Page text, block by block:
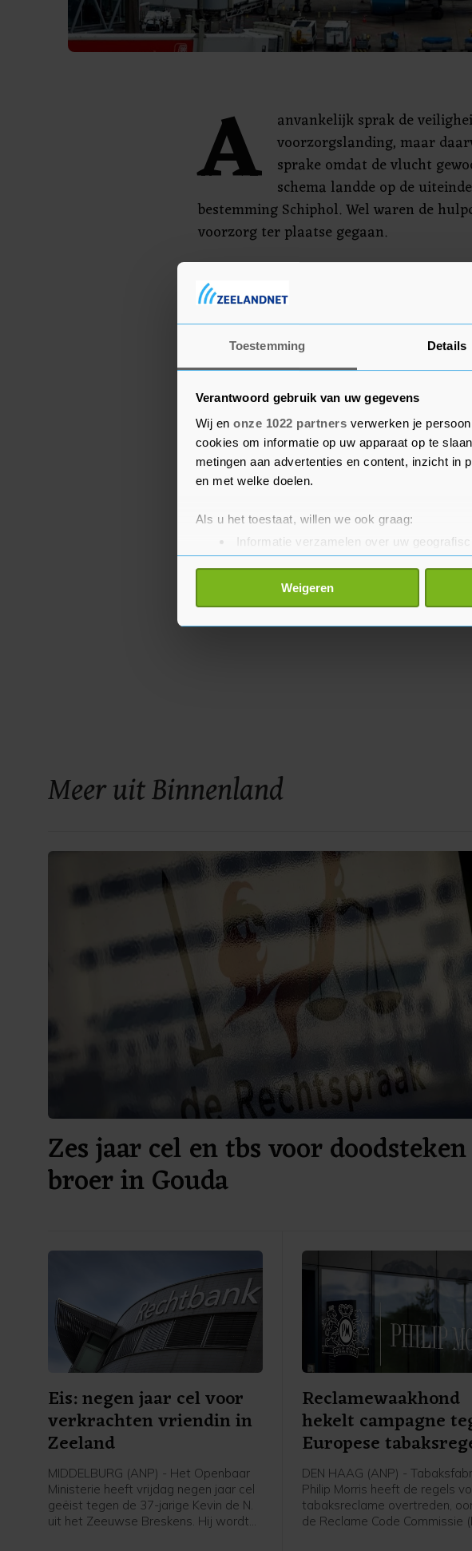
Toestemming Details
Verantwoord gebruik van uw gegevens
Wij en onze 1022 partners verwerken je
cookies om informatie op uw apparaat op te
metingen aan advertenties en content, inzicht in
en met welke doelen.
Als u het toestaat, willen we ook graag:
Informatie verzamelen over uw
Uw apparaat identificeren door het actief
Lees meer over hoe uw persoonlijke gegevens
toestemming op elk moment wijzigen of intrekken
Weigeren
A
anvankelijk sprak de
voorzorgslanding, maar
sprake omdat de vlucht
schema landde op de
bestemming Schiphol. Wel waren de
voorzorg ter plaatse gegaan.
"vreemde lucht" werd net voor de landing
Een eerste controle van het toestel wees
onregelmatigheden uit, zegt een
KLM. Zij zegt dat nader onderzoek wordt
Meer uit Binnenland
Zes jaar cel en tbs voor doodsteken
broer in Gouda
Eis: negen jaar cel voor
verkrachten vriendin in
Zeeland
MIDDELBURG (ANP) - Het Openbaar
Ministerie heeft vrijdag negen jaar cel
geëist tegen de 37-jarige Kevin de N.
uit het Zeeuwse Breskens. Hij wordt
Reclamewaakhond
hekelt campagne
Europese
DEN HAAG (ANP) -
Philip Morris heeft de regels
tabaksreclame overtreden,
de Reclame Code Commissie